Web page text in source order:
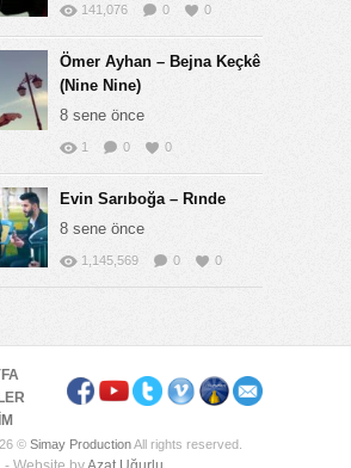
141,076 0 0
Ömer Ayhan – Bejna Keçkê
(Nine Nine)
8 sene önce
1 0 0
Evin Sarıboğa – Rınde
8 sene önce
1,145,569 0 0
© Simay ProductionAll rights reserved.